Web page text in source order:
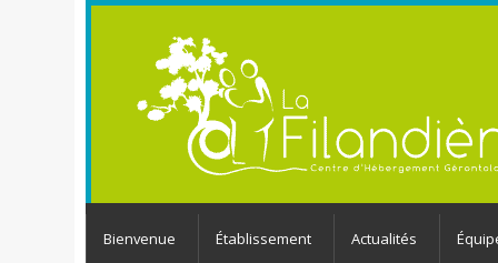
Bienvenue Établissement Actualités